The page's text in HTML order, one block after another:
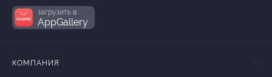
загрузить в
AppGallery
КОМПАНИЯ